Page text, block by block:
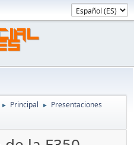
► Principal ► Presentaciones